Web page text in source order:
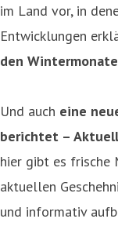
im Land vor, in
Entwicklungen
den
Und auch eine
berichtet –
hier gibt es frische
aktuellen
und informativ